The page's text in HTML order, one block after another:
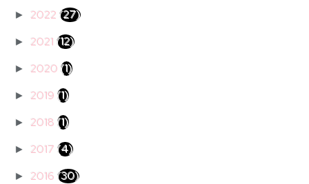
► 2022 (27)
► 2021 (12)
► 2020 (1)
► 2019 (1)
► 2018 (1)
► 2017 (4)
► 2016 (30)